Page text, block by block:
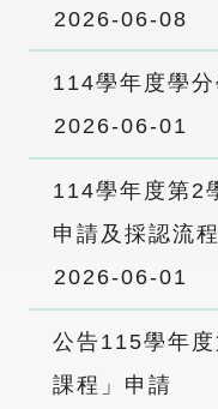
2026-06-08
114學年度學
2026-06-01
114學年度第2
申請及採認流程
2026-06-01
公告115學年
課程」申請